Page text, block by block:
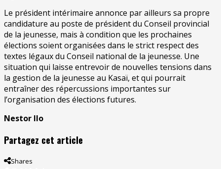
Le président intérimaire annonce par ailleurs sa propre
candidature au poste de président du Conseil provincial
de la jeunesse, mais à condition que les prochaines
élections soient organisées dans le strict respect des
textes légaux du Conseil national de la jeunesse. Une
situation qui laisse entrevoir de nouvelles tensions dans
la gestion de la jeunesse au Kasaï, et qui pourrait
entraîner des répercussions importantes sur
l’organisation des élections futures.
Nestor Ilo
Partagez cet article
Shares